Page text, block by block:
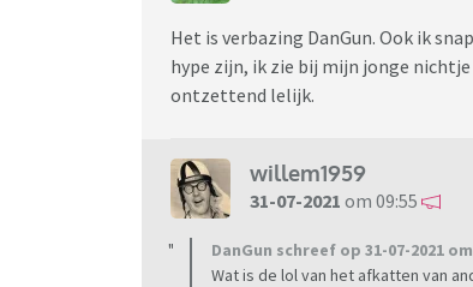
Het is verbazing DanGun. Ook ik
hype zijn, ik zie bij mijn jonge
ontzettend lelijk.
willem1959
31-07-2021 om 09:55
DanGun schreef op 31-07-2021
Wat is de lol van het afkatten van